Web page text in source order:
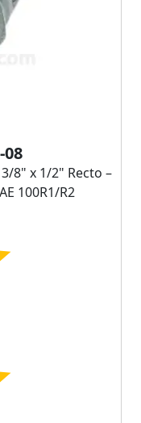
08
8" x 1/2" Recto –
100R1/R2